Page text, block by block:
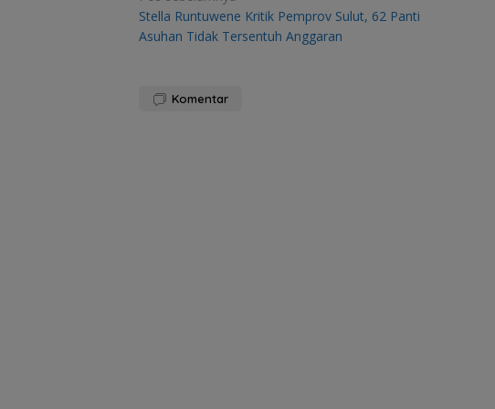
pos
Stella Runtuwene Kritik Pemprov Sulut, 62 Panti
Asuhan Tidak Tersentuh Anggaran
Komentar